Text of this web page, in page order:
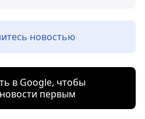
новостью
в Google, чтобы
первым